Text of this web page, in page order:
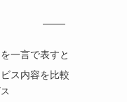
一言で表すと
ス内容を比較